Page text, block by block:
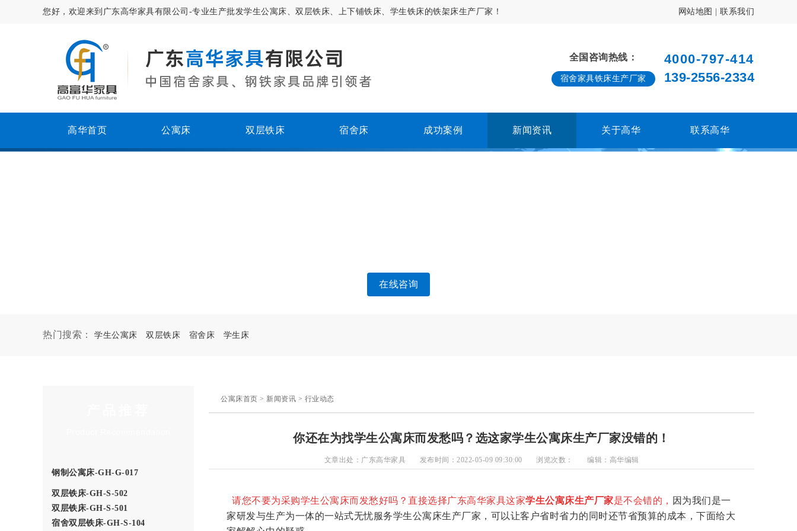
您好，欢迎来到广东高华家具有限公司-专业生产批发学生公寓床、双层铁床、上下铺铁床、学生铁床的铁架床生产厂家！ 网站地图 联系我们
全国咨询热线：
宿舍家具铁床生产厂家
4000-797-414
139-2556-2334
高华首页 公寓床 双层铁床 宿舍床 成功案例 新闻资讯 关于高华 联系高华
在线咨询
热门搜索： 学生公寓床 双层铁床 宿舍床 学生床
钢制公寓床-GH-G-017
双层铁床-GH-S-502
双层铁床-GH-S-501
公寓床首页 > 新闻资讯 > 行业动态
你还在为找学生公寓床而发愁吗？选这家学生公寓床生产厂家没错的！
文章出处：广东高华家具 发布时间：2022-05-09 09:30:00 浏览次数： 编辑：高华编辑
请您不要为采购学生公寓床而发愁好吗？直接选择广东高华家具这家学生公寓床生产厂家是不会错的， 因为我们是一
家研发与生产为一体的一站式无忧服务学生公寓床生产厂家，可以让客户省时省力的同时还节省预算的成本，下面给大